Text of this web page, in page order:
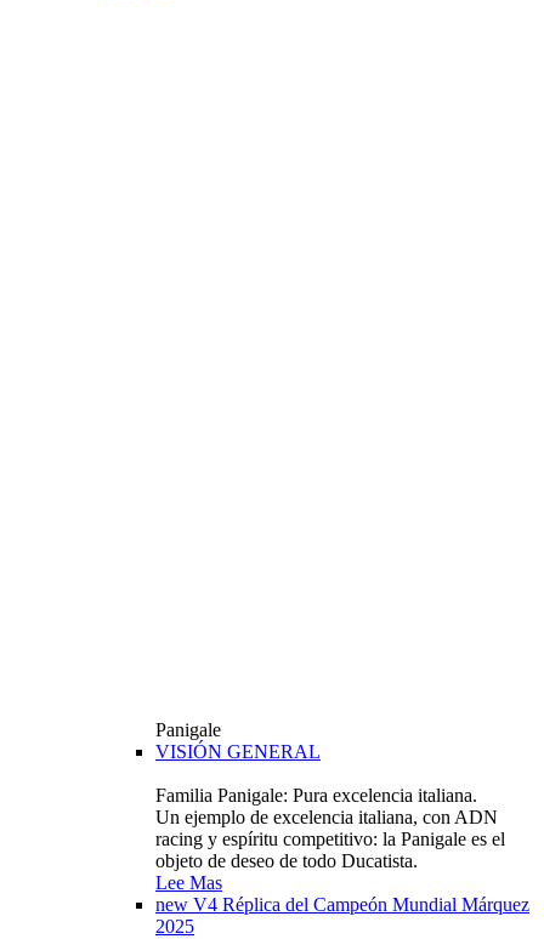
Panigale
VISIÓN GENERAL
Familia Panigale: Pura excelencia italiana.
Un ejemplo de excelencia italiana, con ADN
racing y espíritu competitivo: la Panigale es el
objeto de deseo de todo Ducatista.
Lee Mas
new V4 Réplica del Campeón Mundial Márquez
2025